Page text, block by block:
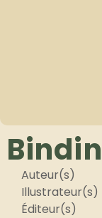
Auteur(s)
Illustrateur(s)
Éditeur(s)